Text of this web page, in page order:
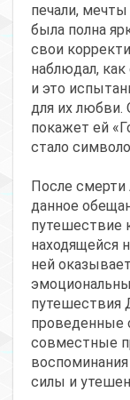
печали,
была полна
свои
наблюдал,
и это
для их любви.
покажет ей
стало
После
данное
путешествие
находящейся
ней
проведенные
совместные
силы и